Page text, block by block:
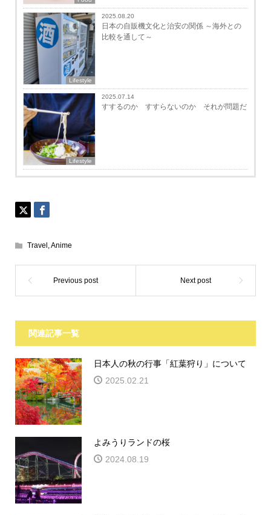
Lifestyle
2025.08.20
日本の自販機文化と治安の関係 ～海外との
比較を通して～
Lifestyle
2025.07.14
すするのか すすらないのか それが問題だ
Travel ,Anime
関連記事一覧
日本人の秋の行事「紅葉狩り」について
2025.02.21
よみうりランドの桜
2024.08.19